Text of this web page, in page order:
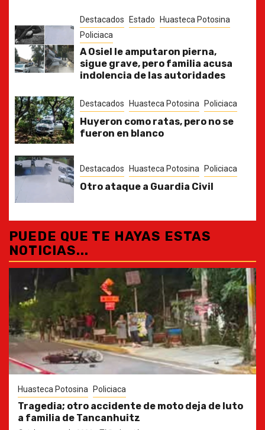
Destacados Estado
Huasteca Potosina
Policiaca
A Osiel le amputaron pierna,
sigue grave, pero familia acusa
indolencia de las autoridades
Destacados Huasteca Potosina Policiaca
Huyeron como ratas, pero no se
fueron en blanco
Destacados Huasteca Potosina Policiaca
Otro ataque a Guardia Civil
PUEDE QUE TE HAYAS ESTAS
NOTICIAS...
Huasteca Potosina Policiaca
Tragedia; otro accidente de moto deja de luto
a familia de Tancanhuitz